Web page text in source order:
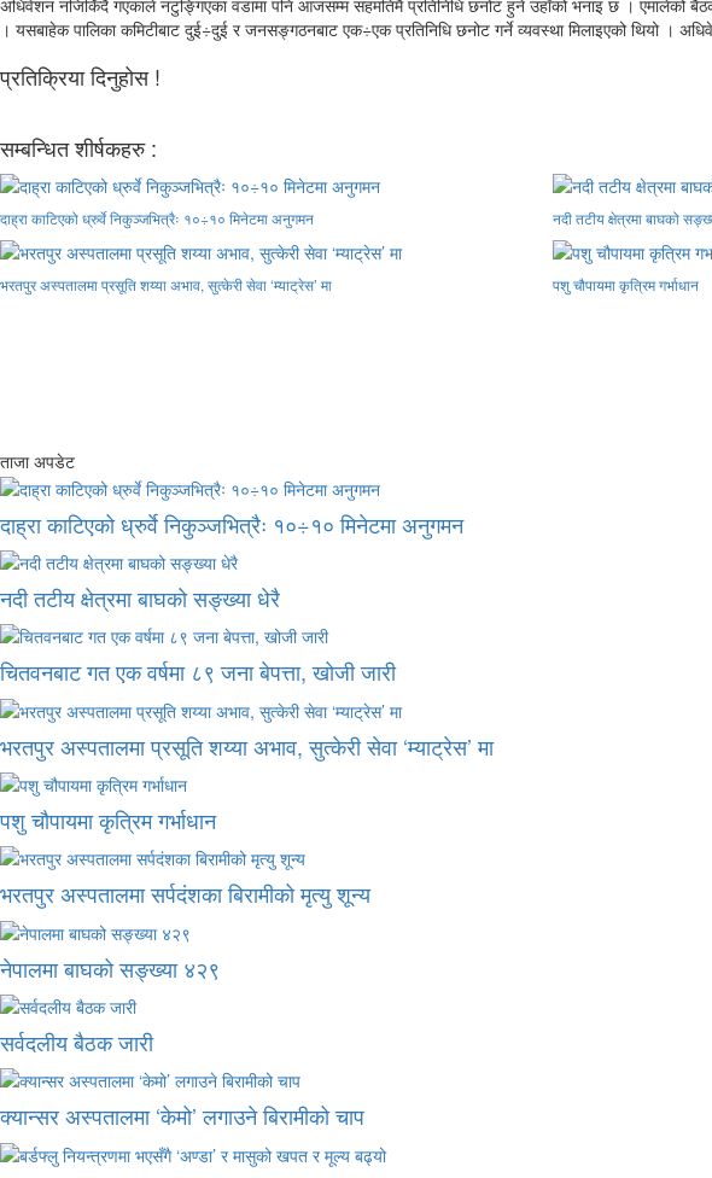
। यसबाहेक पालिका कमिटीबाट दुई÷दुई र जनसङ्गठनबाट एक÷एक प्रतिनिधि छनोट गर्ने व्यवस्था मिलाइएको थियो ।
प्रतिक्रिया दिनुहोस !
सम्बन्धित शीर्षकहरु :
दाह्रा काटिएको ध्रुर्वे निकुञ्जभित्रैः १०÷१० मिनेटमा अनुगमन नदी तटीय क्षेत्रमा बाघको
भरतपुर अस्पतालमा प्रसूति शय्या अभाव, सुत्केरी सेवा ‘म्याट्रेस’ मा पशु चौपायमा कृत्रिम गर्भाधान
ताजा अपडेट
दाह्रा काटिएको ध्रुर्वे निकुञ्जभित्रैः १०÷१० मिनेटमा अनुगमन
नदी तटीय क्षेत्रमा बाघको सङ्ख्या धेरै
चितवनबाट गत एक वर्षमा ८९ जना बेपत्ता, खोजी जारी
भरतपुर अस्पतालमा प्रसूति शय्या अभाव, सुत्केरी सेवा ‘म्याट्रेस’ मा
पशु चौपायमा कृत्रिम गर्भाधान
भरतपुर अस्पतालमा सर्पदंशका बिरामीको मृत्यु शून्य
नेपालमा बाघको सङ्ख्या ४२९
सर्वदलीय बैठक जारी
क्यान्सर अस्पतालमा ‘केमो’ लगाउने बिरामीको चाप